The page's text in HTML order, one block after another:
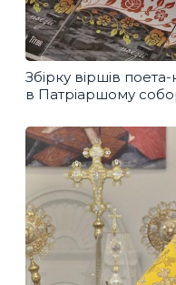
Збірку віршів
в Патріаршому